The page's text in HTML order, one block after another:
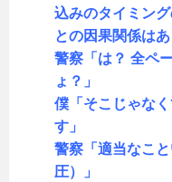
込みのタイミン
との因果関係はあ
警察「は？ 全ペ
ょ？」
僕「そこじゃな
す」
警察「適当なこ
圧）」